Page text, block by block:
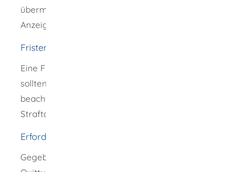
übermittelt die Strafverfolgungsbehörde die
Anzeige an die zuständige Behörde.
Fristen
Eine Frist ist nicht einzuhalten. Allerdings
sollten Sie die jeweiligen Verjährungsfristen
beachten, denn in der Regel verjähren
Straftaten nach einer gewissen Zeitspanne.
Erforderliche Unterlagen
Gegebenenfalls Nachweise (Kaufbelege,